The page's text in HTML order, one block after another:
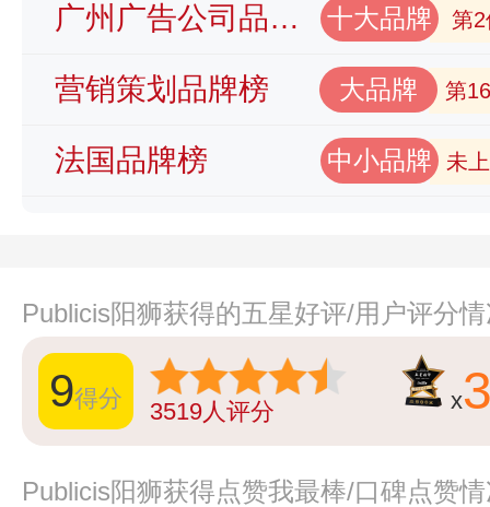
广州广告公司品牌榜 十大品牌 第2
营销策划品牌榜 大品牌 第
法国品牌榜 中小品牌 未
Publicis阳狮获得的五星好评/用户评分
9得分 3519人评分 x
Publicis阳狮获得点赞我最棒/口碑点赞